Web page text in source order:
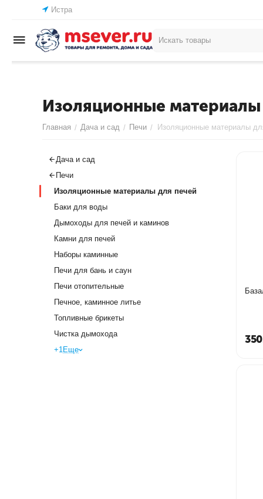
Истра
Изоляционные материалы
Главная / Дача и сад / Печи / Изоляционные материалы
Дача и сад
Печи
Изоляционные материалы для печей
Баки для воды
Дымоходы для печей и каминов
Камни для печей
Наборы каминные
Печи для бань и саун
Печи отопительные
Печное, каминное литье
Топливные брикеты
Чистка дымохода
+1Еще